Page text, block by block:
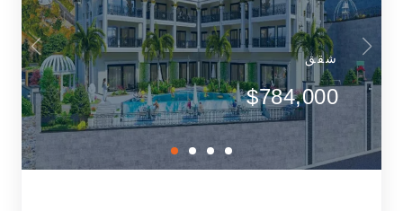
شقق
$784,000